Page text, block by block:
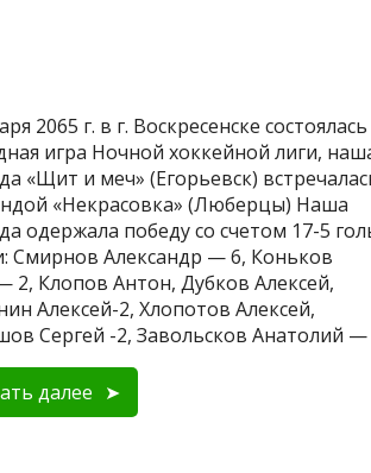
2065 г. в г. Воскресенске состоялась
игра Ночной хоккейной лиги,
«Щит и меч» (Егорьевск)
«Некрасовка» (Люберцы) Наша
одержала победу со счетом 17-5
Смирнов Александр — 6, Коньков
2, Клопов Антон, Дубков Алексей,
Алексей-2, Хлопотов Алексей,
Сергей -2, Завольсков Анатолий
далее